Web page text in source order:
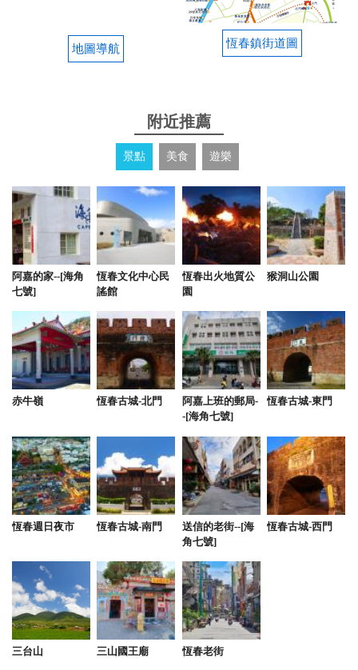
地圖導航 恆春鎮街道圖
附近推薦
景點 美食 遊樂
阿嘉的家--[海角
七號]
恆春文化中心民
謠館
恆春出火地質公
園
猴洞山公園
赤牛嶺 恆春古城-北門
阿嘉上班的郵局-
-[海角七號]
恆春古城-東門
恆春週日夜市 恆春古城-南門
送信的老街--[海
角七號]
恆春古城-西門
三台山 三山國王廟 恆春老街